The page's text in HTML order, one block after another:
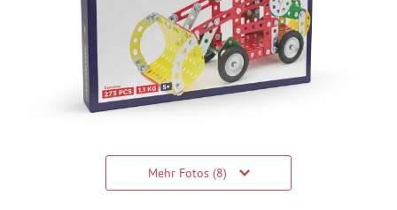
Mehr Fotos (8)